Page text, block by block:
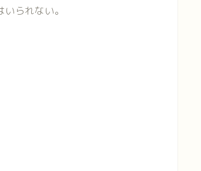
られない。